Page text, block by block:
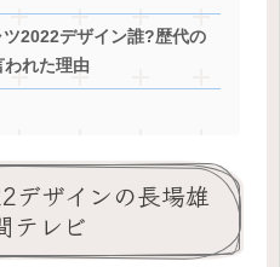
2022デザイン誰?歴代の
れた理由
デザインの長場雄
テレビ